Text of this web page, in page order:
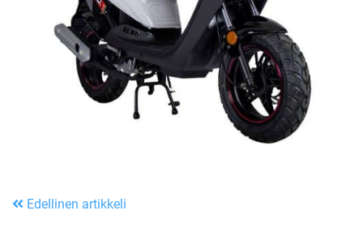
Edellinen artikkeli